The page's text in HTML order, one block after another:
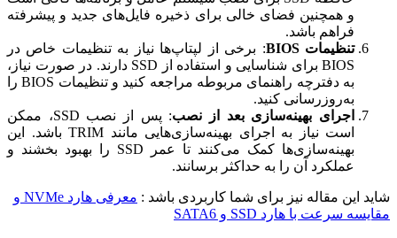
و همچنین فضای خالی برای ذخیره فایل‌های جدید و پیشرفته
فراهم باشد.
تنظیمات BIOS
: برخی از لپتاپ‌ها نیاز به تنظیمات خاص در
BIOS برای شناسایی و استفاده از SSD دارند. در صورت نیاز،
به دفترچه راهنمای مربوطه مراجعه کنید و تنظیمات BIOS را
به‌روزرسانی کنید.
اجرای بهینه‌سازی بعد از نصب
: پس از نصب SSD، ممکن
است نیاز به اجرای بهینه‌سازی‌هایی مانند TRIM باشد. این
بهینه‌سازی‌ها کمک می‌کنند تا عمر SSD را بهبود بخشند و
عملکرد آن را به حداکثر برسانند.
شاید این مقاله نیز برای شما کاربردی باشد :
معرفی هارد NVMe و
مقایسه سرعت با هارد SSD و SATA6